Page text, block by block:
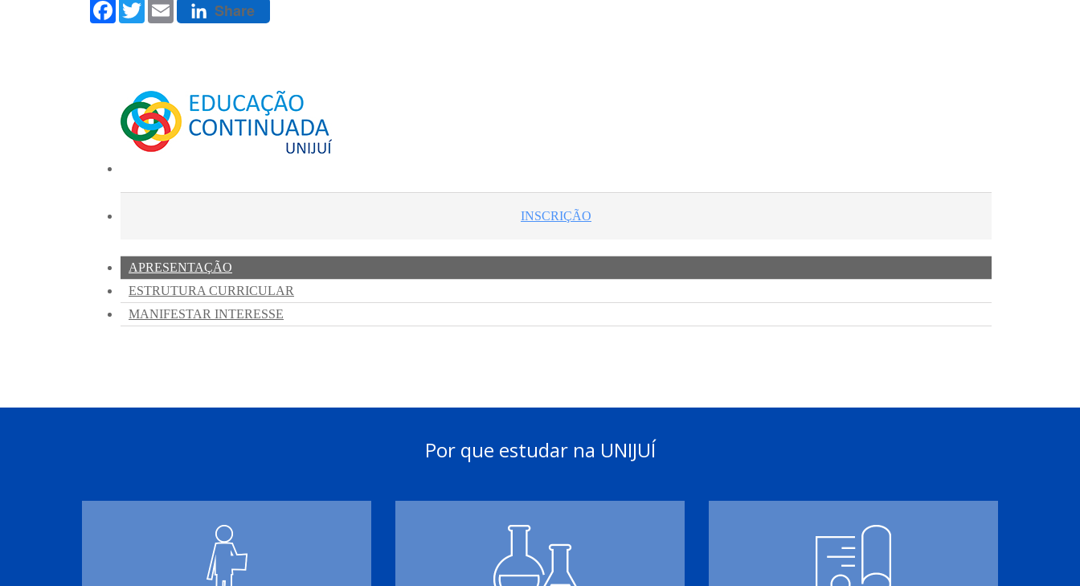
Por que estudar na UNIJUÍ